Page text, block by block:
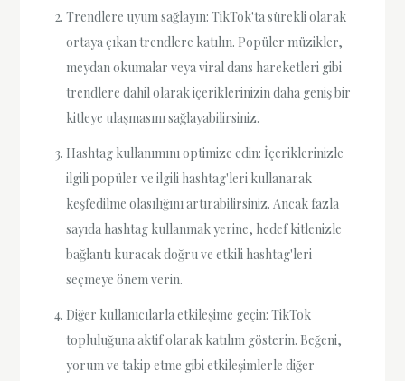
Trendlere uyum sağlayın: TikTok'ta sürekli olarak
ortaya çıkan trendlere katılın. Popüler müzikler,
meydan okumalar veya viral dans hareketleri gibi
trendlere dahil olarak içeriklerinizin daha geniş bir
kitleye ulaşmasını sağlayabilirsiniz.
Hashtag kullanımını optimize edin: İçeriklerinizle
ilgili popüler ve ilgili hashtag'leri kullanarak
keşfedilme olasılığını artırabilirsiniz. Ancak fazla
sayıda hashtag kullanmak yerine, hedef kitlenizle
bağlantı kuracak doğru ve etkili hashtag'leri
seçmeye önem verin.
Diğer kullanıcılarla etkileşime geçin: TikTok
topluluğuna aktif olarak katılım gösterin. Beğeni,
yorum ve takip etme gibi etkileşimlerle diğer